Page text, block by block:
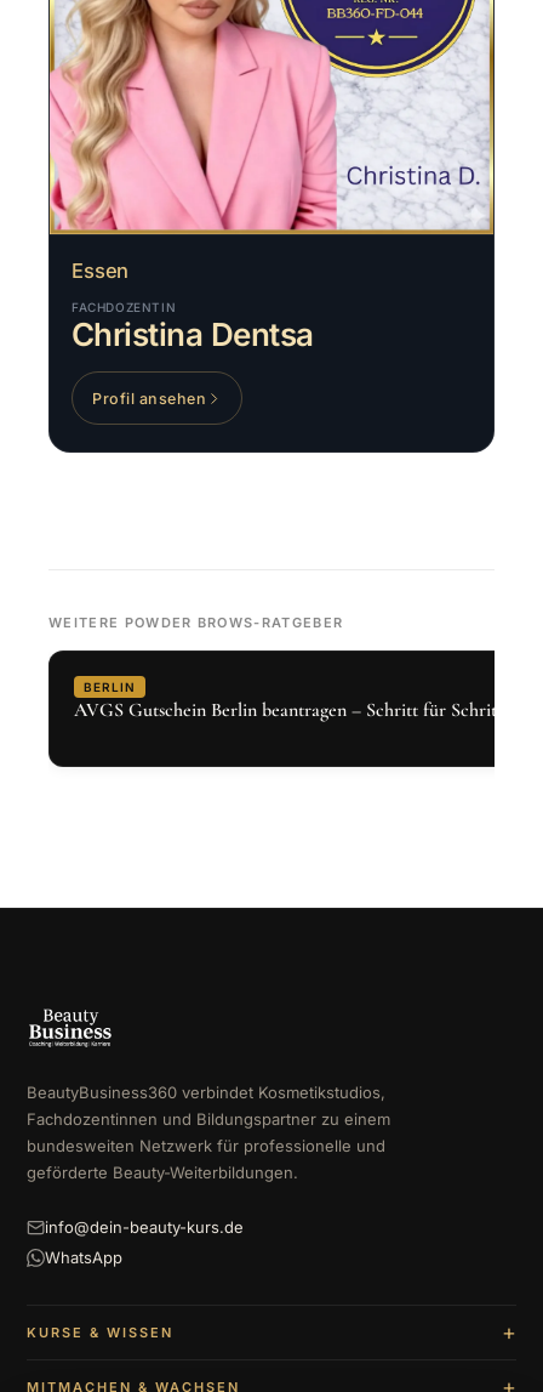
Essen
FACHDOZENTIN
Christina Dentsa
Profil ansehen
WEITERE POWDER BROWS-RATGEBER
BERLIN
AVGS Gutschein Berlin beantragen – Schritt für Schritt 2026
BeautyBusiness360 verbindet Kosmetikstudios,
Fachdozentinnen und Bildungspartner zu einem
bundesweiten Netzwerk für professionelle und
geförderte Beauty-Weiterbildungen.
info@dein-beauty-kurs.de
WhatsApp
KURSE & WISSEN
MITMACHEN & WACHSEN